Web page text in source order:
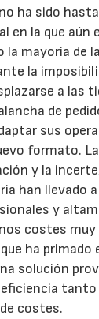
ha sido
en la que aún
la mayoría de
la
a las
de
sus
formato.
y la
han llevado
y
costes muy
ha primado
solución
eficiencia tanto
costes.